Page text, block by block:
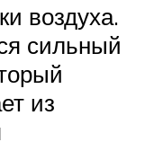
воздуха.
сильный
из